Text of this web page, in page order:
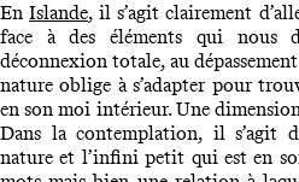
EnIslande, il s’agit clairement
face à des éléments qui
déconnexion totale, au
nature oblige à s’adapter pour
en son moi intérieur. Une
Dans la contemplation, il s’agit
nature et l’infini petit qui est en